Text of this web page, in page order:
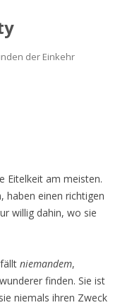
der Einkehr
Eitelkeit am meisten.
haben einen richtigen
willig dahin, wo sie
niemandem,
finden. Sie ist
niemals ihren Zweck